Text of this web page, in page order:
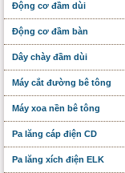
Động cơ đầm dùi
Động cơ đầm bàn
Dây chày đầm dùi
Máy cắt đường bê tông
Máy xoa nền bê tông
Pa lăng cáp điện CD
Pa lăng xích điện ELK